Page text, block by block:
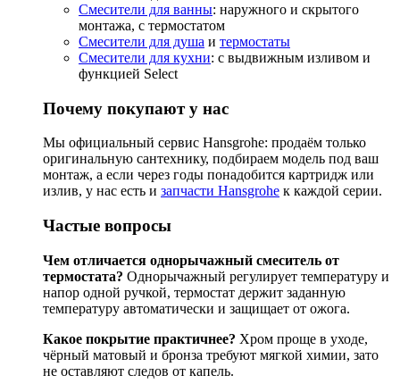
Смесители для ванны: наружного и скрытого
монтажа, с термостатом
Смесители для душа и термостаты
Смесители для кухни: с выдвижным изливом и
функцией Select
Почему покупают у нас
Мы официальный сервис Hansgrohe: продаём только
оригинальную сантехнику, подбираем модель под ваш
монтаж, а если через годы понадобится картридж или
излив, у нас есть и запчасти Hansgrohe к каждой серии.
Частые вопросы
Чем отличается однорычажный смеситель от
термостата? Однорычажный регулирует температуру и
напор одной ручкой, термостат держит заданную
температуру автоматически и защищает от ожога.
Какое покрытие практичнее? Хром проще в уходе,
чёрный матовый и бронза требуют мягкой химии, зато
не оставляют следов от капель.